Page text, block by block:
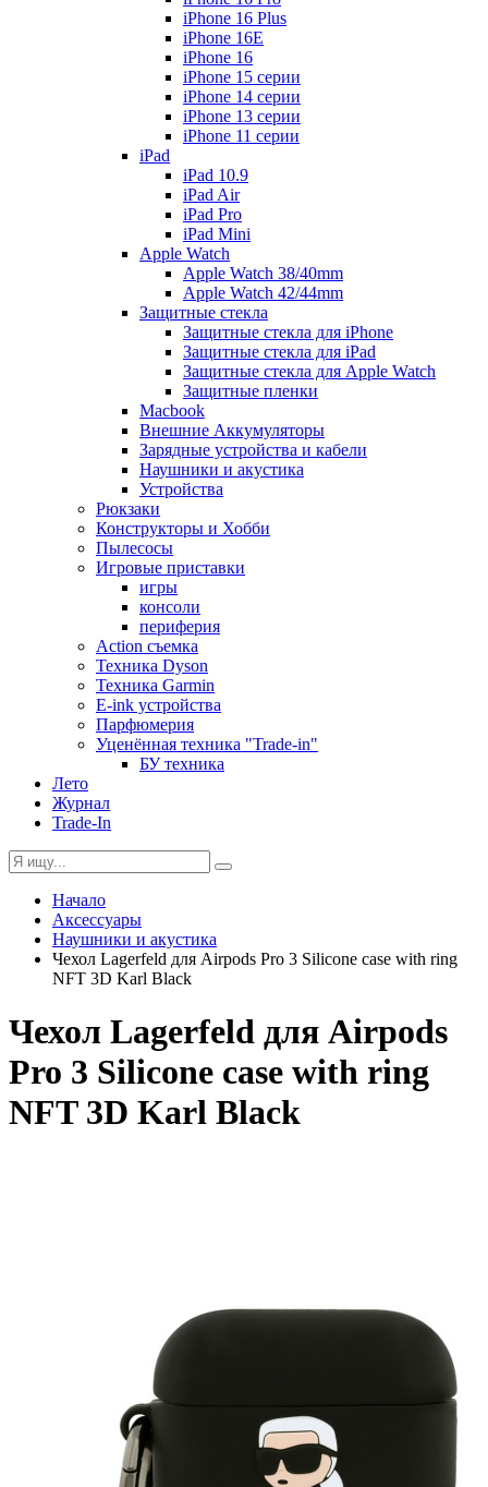
iPhone 16 Plus
iPhone 16E
iPhone 16
iPhone 15 серии
iPhone 14 серии
iPhone 13 серии
iPhone 11 серии
iPad
iPad 10.9
iPad Air
iPad Pro
iPad Mini
Apple Watch
Apple Watch 38/40mm
Apple Watch 42/44mm
Защитные стекла
Защитные стекла для iPhone
Защитные стекла для iPad
Защитные стекла для Apple Watch
Защитные пленки
Macbook
Внешние Аккумуляторы
Зарядные устройства и кабели
Наушники и акустика
Устройства
Рюкзаки
Конструкторы и Хобби
Пылесосы
Игровые приставки
игры
консоли
периферия
Action съемка
Техника Dyson
Техника Garmin
E-ink устройства
Парфюмерия
Уценённая техника "Trade-in"
БУ техника
Лето
Журнал
Trade-In
Начало
Аксессуары
Наушники и акустика
Чехол Lagerfeld для Airpods Pro 3 Silicone case with ring
NFT 3D Karl Black
Чехол Lagerfeld для Airpods
Pro 3 Silicone case with ring
NFT 3D Karl Black